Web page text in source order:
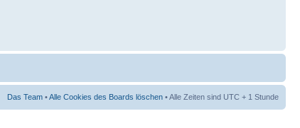
Das Team •Alle Cookies des Boards löschen • Alle Zeiten sind UTC + 1 Stunde